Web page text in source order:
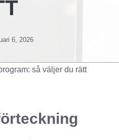
6, 2026
så väljer du rätt